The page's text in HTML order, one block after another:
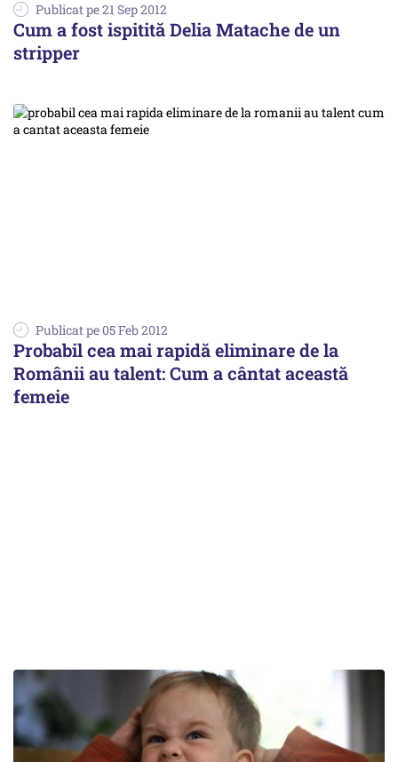
Publicat pe 21 Sep 2012
Cum a fost ispitită Delia Matache de un
stripper
Publicat pe 05 Feb 2012
Probabil cea mai rapidă eliminare de la
Românii au talent: Cum a cântat această
femeie